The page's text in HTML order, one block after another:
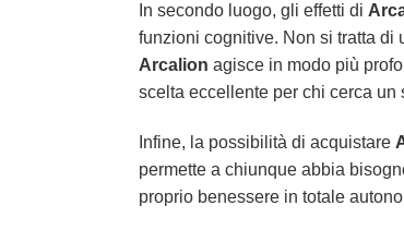
In secondo luogo, gli effetti di
funzioni cognitive. Non si tratta di
Arcalion agisce in modo più
scelta eccellente per chi cerca
Infine, la possibilità di acquistare
permette a chiunque abbia
proprio benessere in totale